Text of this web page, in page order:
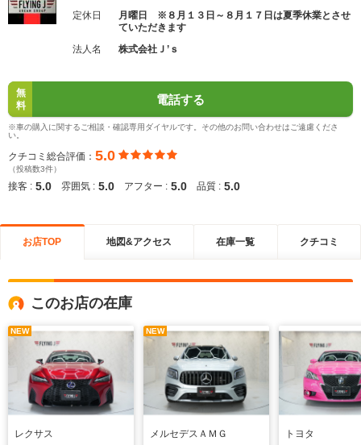
定休日
月曜日 ※８月１３日～８月１７日は夏季休業とさせ
ていただきます
法人名
株式会社Ｊ’ｓ
無
料
電話する
※車の購入に関するご相談・確認専用ダイヤルです。その他のお問い合わせはご遠慮くださ
い。
クチコミ総合評価： 5.0
（投稿数3件）
接客 : 5.0 雰囲気 : 5.0 アフター : 5.0 品質 : 5.0
お店TOP 地図&アクセス 在庫一覧 クチコミ
このお店の在庫
NEW
レクサス
NEW
メルセデスＡＭＧ トヨタ